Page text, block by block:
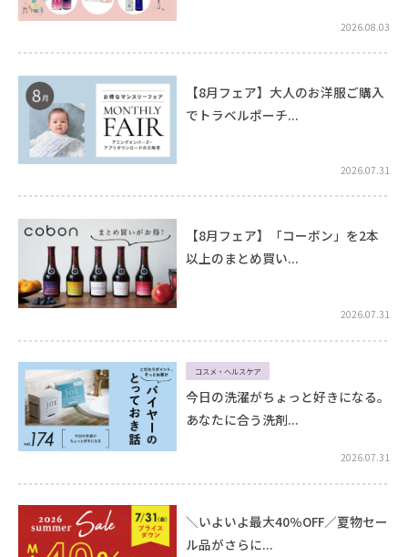
2026.08.03
2026.07.31
【8月フェア】大人のお洋服ご購入
でトラベルポーチ...
2026.07.31
【8月フェア】「コーボン」を2本
以上のまとめ買い...
コスメ・ヘルスケア
2026.07.31
今日の洗濯がちょっと好きになる。
あなたに合う洗剤...
＼いよいよ最大40％OFF／夏物セー
ル品がさらに...